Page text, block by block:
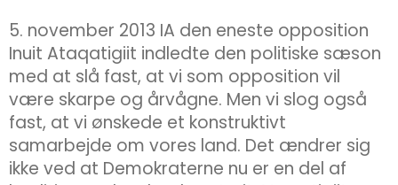
5. november 2013 IA den eneste opposition
Inuit Ataqatigiit indledte den politiske sæson
med at slå fast, at vi som opposition vil
være skarpe og årvågne. Men vi slog også
fast, at vi ønskede et konstruktivt
samarbejde om vores land. Det ændrer sig
ikke ved at Demokraterne nu er en del af